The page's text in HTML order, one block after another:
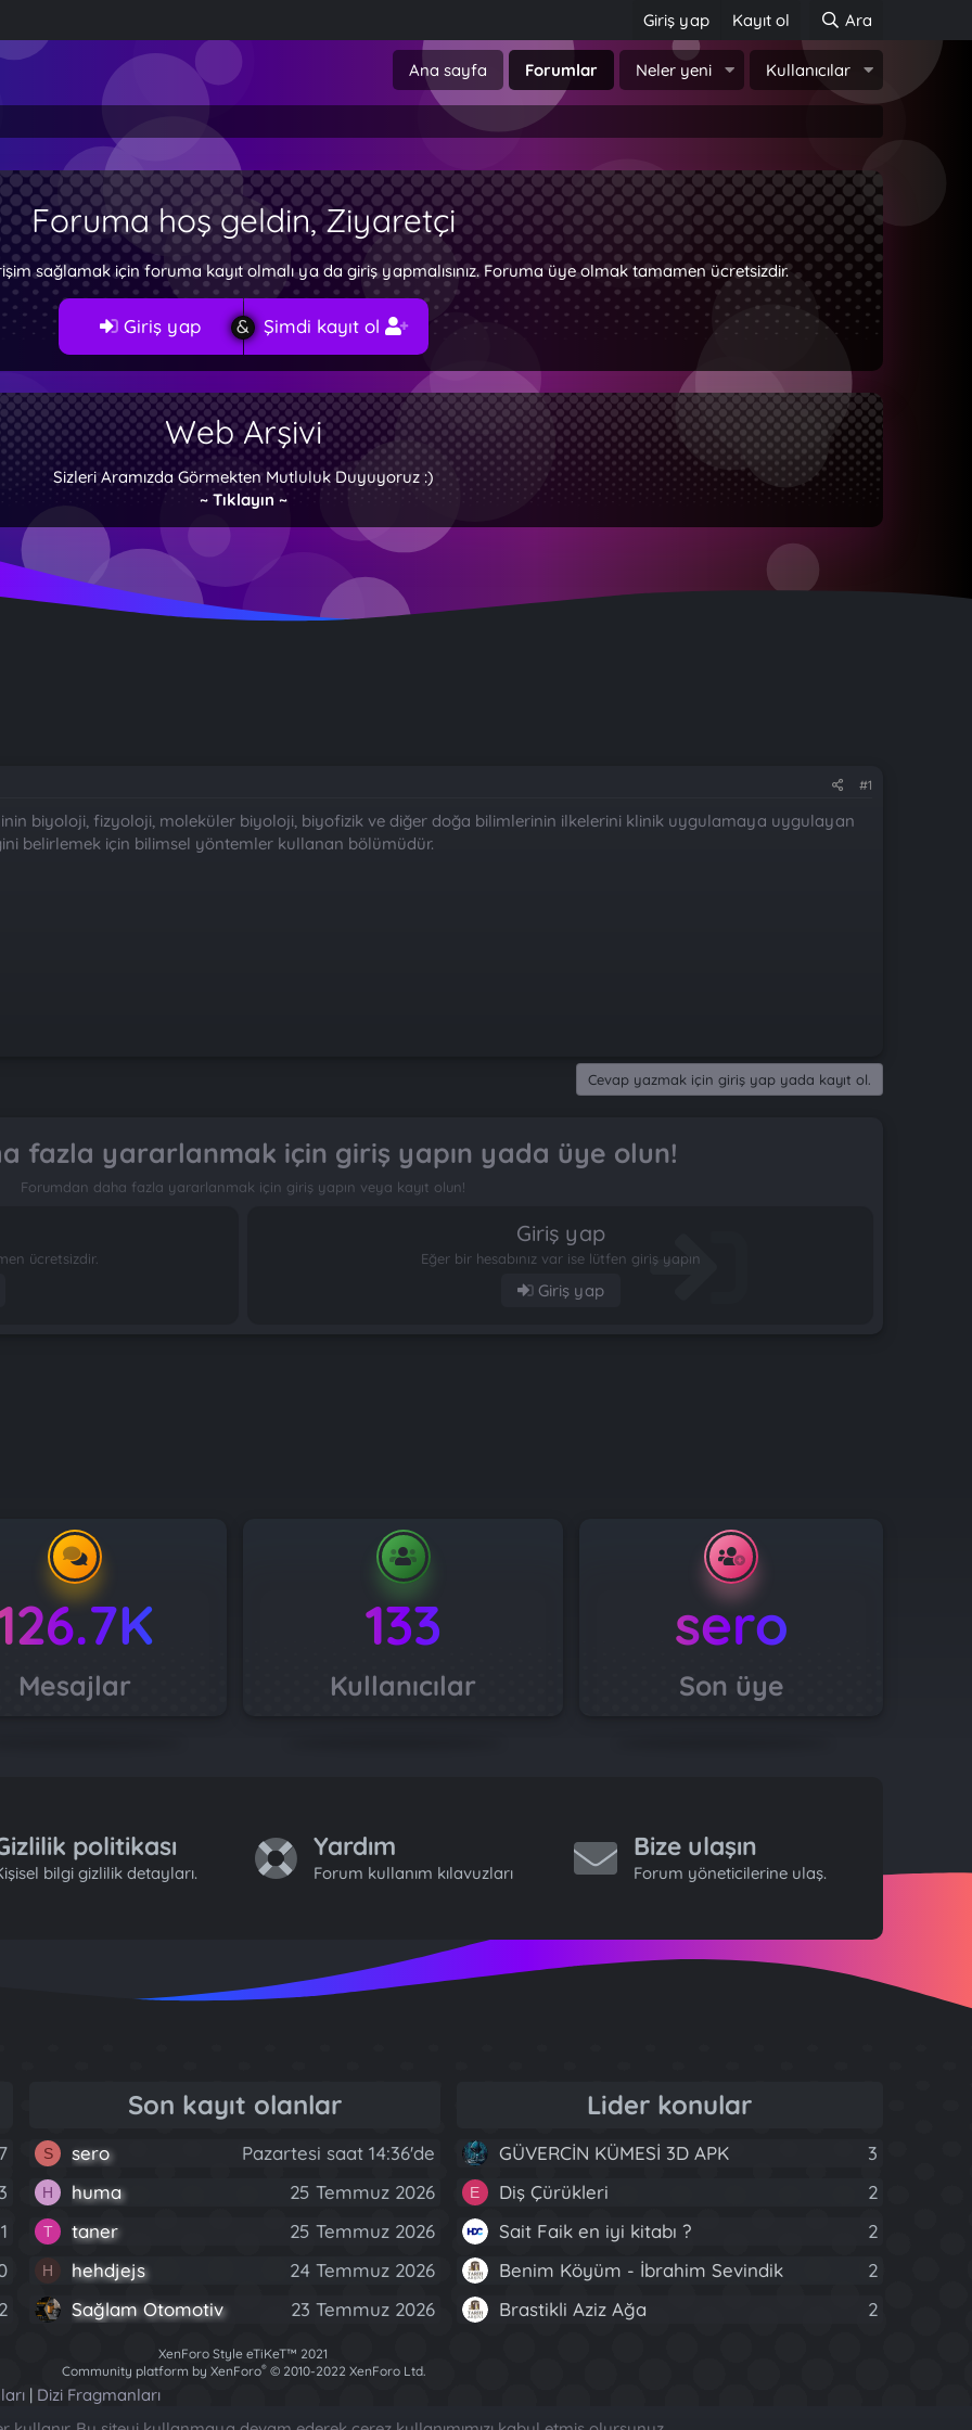
Giriş yap Kayıt ol Ara
Ana sayfa Forumlar Neler yeni Kullanıcılar
Foruma hoş geldin, Ziyaretçi
sağlamak için foruma kayıt olmalı ya da giriş yapmalısınız. Foruma üye olmak tamamen ücretsizdir.
Giriş yap Şimdi kayıt ol
Web Arşivi
Sizleri Aramızda Görmekten Mutluluk Duyuyoruz :)
~ Tıklayın ~
#1
biyoloji, fizyoloji, moleküler biyoloji, biyofizik ve diğer doğa bilimlerinin ilkelerini klinik uygulamaya uygulayan
belirlemek için bilimsel yöntemler kullanan bölümüdür.
Cevap yazmak için giriş yap yada kayıt ol.
fazla yararlanmak için giriş yapın yada üye olun!
Forumdan daha fazla yararlanmak için giriş yapın veya kayıt olun!
ücretsizdir.
Giriş yap
Eğer bir hesabınız var ise lütfen giriş yapın
Giriş yap
Mesajlar
133
Kullanıcılar
sero
Son üye
politikası
bilgi gizlilik detayları.
Yardım
Forum kullanım kılavuzları
Bize ulaşın
Forum yöneticilerine ulaş.
Son kayıt olanlar
S sero Pazartesi saat 14:36'de
H huma 25 Temmuz 2026
T taner 25 Temmuz 2026
H hehdjejs
24 Temmuz 2026
Sağlam Otomotiv
23 Temmuz 2026
Lider konular
GÜVERCİN KÜMESİ 3D APK 3
E Diş Çürükleri
2
Sait Faik en iyi kitabı ?
2
Benim Köyüm - İbrahim Sevindik
2
Brastikli Aziz Ağa
2
XenForo Style eTiKeT™ 2021
Community platform by XenForo® © 2010-2022 XenForo Ltd.
[XGT] Forum statistics system
| Dizi Fragmanları